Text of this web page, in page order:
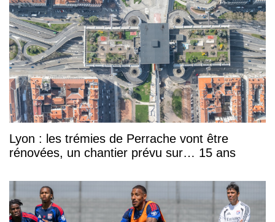
Lyon : les trémies de Perrache vont être
rénovées, un chantier prévu sur… 15 ans